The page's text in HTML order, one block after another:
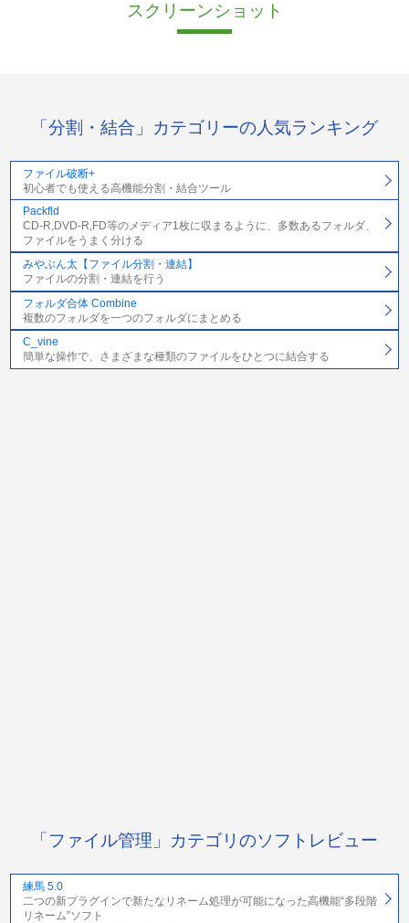
スクリーンショット
「分割・結合」カテゴリーの人気ランキング
ファイル破断+
初心者でも使える高機能分割・結合ツール
Packfld
CD-R,DVD-R,FD等のメディア1枚に収まるように、多数あるフォルダ、
ファイルをうまく分ける
みやぶん太【ファイル分割・連結】
ファイルの分割・連結を行う
フォルダ合体 Combine
複数のフォルダを一つのフォルダにまとめる
C_vine
簡単な操作で、さまざまな種類のファイルをひとつに結合する
「ファイル管理」カテゴリのソフトレビュー
練馬 5.0
二つの新プラグインで新たなリネーム処理が可能になった高機能“多段階
リネーム”ソフト